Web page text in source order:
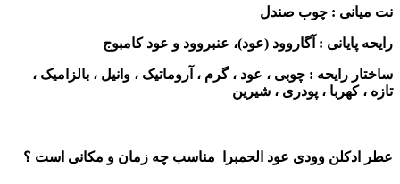
نت میانی : چوب صندل
رایحه پایانی : آگاروود (عود)، عنبروود و عود کامبوج
ساختار رایحه : چوبی ، عود ، گرم ، آروماتیک ، وانیل ، بالزامیک ،
تازه ، کهربا ، پودری ، شیرین
عطر ادکلن وودی عود الحمبرا مناسب چه زمان و مکانی است ؟